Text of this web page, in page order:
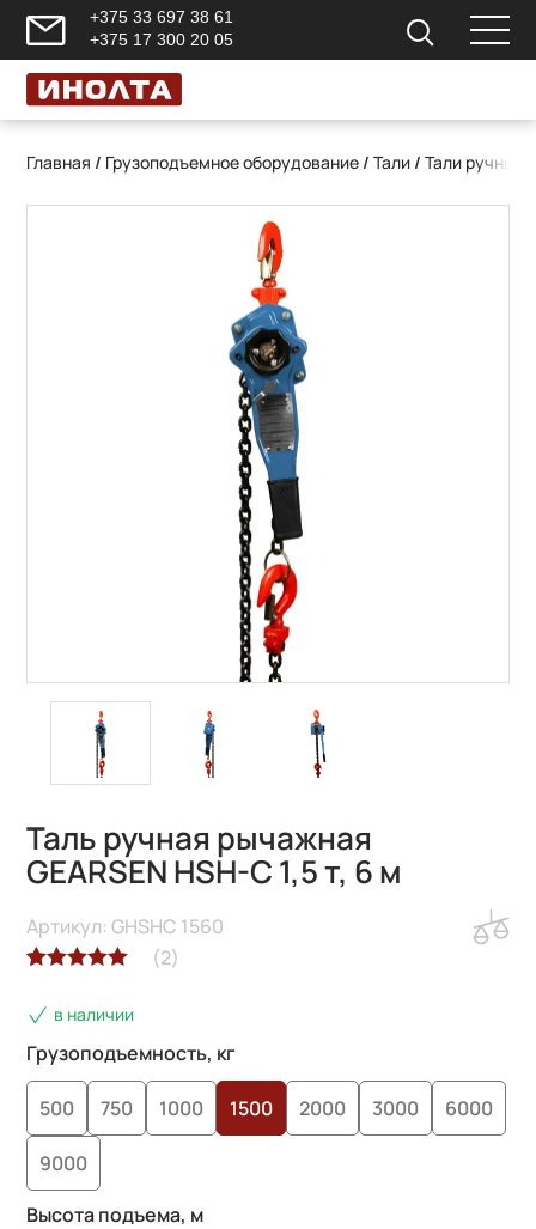
+375 33 697 38 61
+375 17 300 20 05
Главная / Грузоподъемное оборудование /Тали /Тали ручные
Таль ручная рычажная
GEARSEN HSH-C 1,5 т, 6 м
5.00из 5 на
основе
пользователей
(2)
Артикул: GHSHC 1560
в наличии
Грузоподъемность, кг
500 750 1000 1500 2000 3000 6000
9000
Высота подъема, м